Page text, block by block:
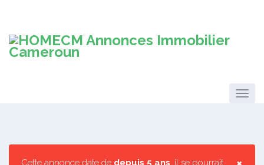
Cette annonce date de depuis 5 ans, il se pourrait